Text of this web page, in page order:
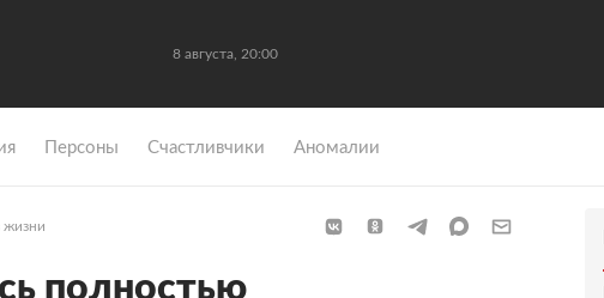
8 августа, 20:00
Персоны Счастливчики Аномалии
жизни
полностью